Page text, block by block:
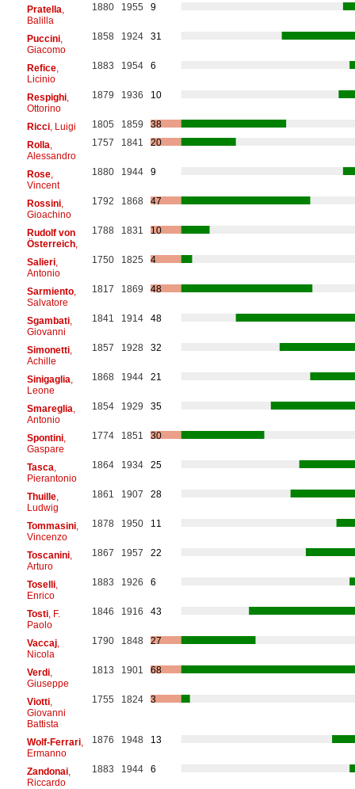
Pratella
Balilla
1880 1955 9
Puccini,
Giacomo
1858 1924 31
Refice,
Licinio
1883 1954 6
Respighi,
Ottorino
1879 1936 10
Ricci, Luigi 1805 1859
38
Rolla
Alessandro
1757 1841 20
Rose,
Vincent
1880 1944 9
Rossini,
Gioachino
1792 1868 47
Rudolf von
Österreich,
1788 1831 10
Salieri,
Antonio
1750 1825 4
Sarmiento,
Salvatore
1817 1869 48
Sgambati,
Giovanni
1841 1914 48
Simonetti,
Achille
1857 1928 32
Sinigaglia
Leone
1868 1944 21
Smareglia
Antonio
1854 1929 35
Spontini,
Gaspare
1774 1851 30
Tasca
Pierantonio
1864 1934 25
Thuille,
Ludwig
1861 1907 28
Tommasini,
Vincenzo
1878 1950 11
Toscanini,
Arturo
1867 1957 22
Toselli,
Enrico
1883 1926 6
Tosti, F.
Paolo
1846 1916 43
Vaccaj,
Nicola
1790 1848 27
Verdi,
Giuseppe
1813 1901 68
Viotti,
Giovanni
Battista
1755 1824 3
Wolf-Ferrari,
Ermanno
1876 1948 13
Zandonai,
Riccardo
1883 1944 6